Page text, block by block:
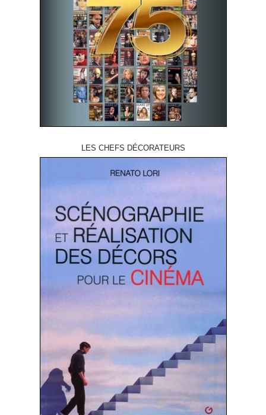
LES CHEFS DÉCORATEURS